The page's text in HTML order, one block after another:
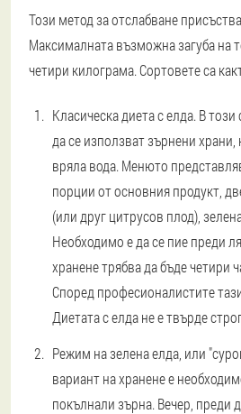
Този метод за отслабване
Максималната възможна загуба на
четири килограма. Сортовете са
Класическа диета с елда. В
да се използват зърнени храни,
вряла вода. Менюто
порции от основния продукт,
(или друг цитрусов плод),
Необходимо е да се пие преди
хранене трябва да бъде четири
Според професионалистите
Диетата с елда не е твърде
Режим на зелена елда, или
вариант на хранене е
покълнали зърна. Вечер, преди